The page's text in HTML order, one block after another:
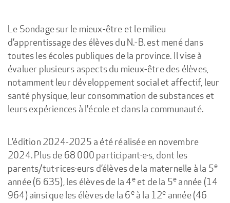
Le Sondage sur le mieux-être et le milieu
d’apprentissage des élèves du N.-B. est mené dans
toutes les écoles publiques de la province. Il vise à
évaluer plusieurs aspects du mieux-être des élèves,
notamment leur développement social et affectif, leur
santé physique, leur consommation de substances et
leurs expériences à l'école et dans la communauté.
L’édition 2024-2025 a été réalisée en novembre
2024. Plus de 68 000 participant·e·s, dont les
parents/tut·rices·eurs d’élèves de la maternelle à la 5e
année (6 635), les élèves de la 4eet de la 5e année (14
964) ainsi que les élèves de la 6eà la 12e année (46